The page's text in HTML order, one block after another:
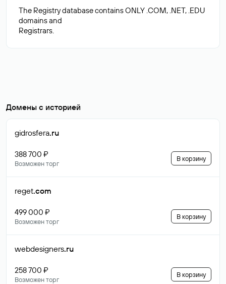
The Registry database contains ONLY .COM, .NET, .EDU
domains and
Домены с историей
gidrosfera.ru
388 700 ₽
Возможен торг
В корзину
reget.com
499 000 ₽
Возможен торг
В корзину
webdesigners.ru
258 700 ₽
Возможен торг
В корзину